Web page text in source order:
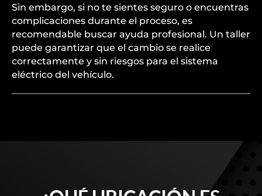
Sin embargo, si no te sientes seguro o encuentras
complicaciones durante el proceso, es
recomendable buscar ayuda profesional. Un taller
puede garantizar que el cambio se realice
correctamente y sin riesgos para el sistema
eléctrico del vehículo.